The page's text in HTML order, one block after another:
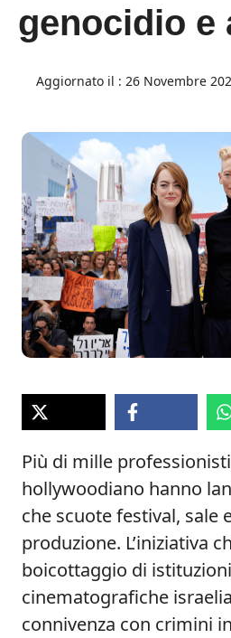
genocidio e
Aggiornato il : 26 Novembre
Più di mille
hollywoodiano hanno
che scuote festival, sale
produzione. L’iniziativa
boicottaggio di istituzioni
cinematografiche
connivenza con crimini